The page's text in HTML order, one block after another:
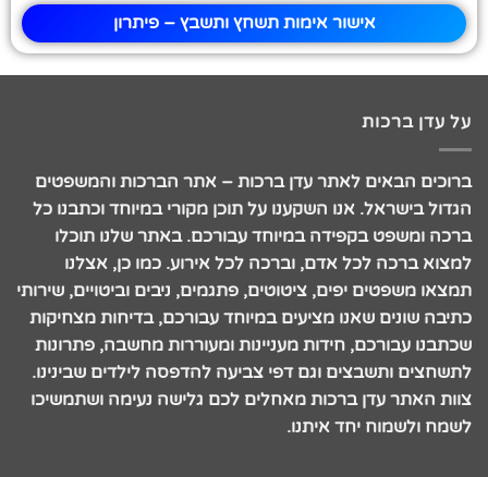
אישור אימות תשחץ ותשבץ – פיתרון
על עדן ברכות
ברוכים הבאים לאתר עדן ברכות – אתר הברכות והמשפטים
הגדול בישראל. אנו השקענו על תוכן מקורי במיוחד וכתבנו כל
ברכה ומשפט בקפידה במיוחד עבורכם. באתר שלנו תוכלו
למצוא ברכה לכל אדם, וברכה לכל אירוע. כמו כן, אצלנו
תמצאו משפטים יפים, ציטוטים, פתגמים, ניבים וביטויים, שירותי
כתיבה שונים שאנו מציעים במיוחד עבורכם, בדיחות מצחיקות
שכתבנו עבורכם, חידות מעניינות ומעוררות מחשבה, פתרונות
לתשחצים ותשבצים וגם דפי צביעה להדפסה לילדים שבינינו.
צוות האתר עדן ברכות מאחלים לכם גלישה נעימה ושתמשיכו
לשמח ולשמוח יחד איתנו.